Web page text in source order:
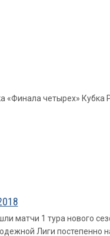
четырех» Кубка
матчи 1 тура нового
Лиги постепенно